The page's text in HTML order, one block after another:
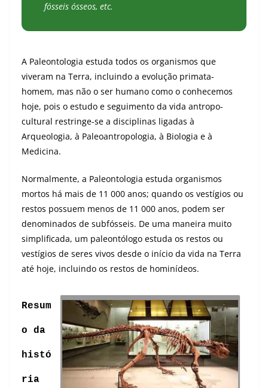
fósseis ósseos, etc.
A Paleontologia estuda todos os organismos que
viveram na Terra, incluindo a evolução primata-
homem, mas não o ser humano como o conhecemos
hoje, pois o estudo e seguimento da vida antropo-
cultural restringe-se a disciplinas ligadas à
Arqueologia, à Paleoantropologia, à Biologia e à
Medicina.
Normalmente, a Paleontologia estuda organismos
mortos há mais de 11 000 anos; quando os vestígios ou
restos possuem menos de 11 000 anos, podem ser
denominados de subfósseis. De uma maneira muito
simplificada, um paleontólogo estuda os restos ou
vestígios de seres vivos desde o início da vida na Terra
até hoje, incluindo os restos de hominídeos.
Resum
o da
histó
ria